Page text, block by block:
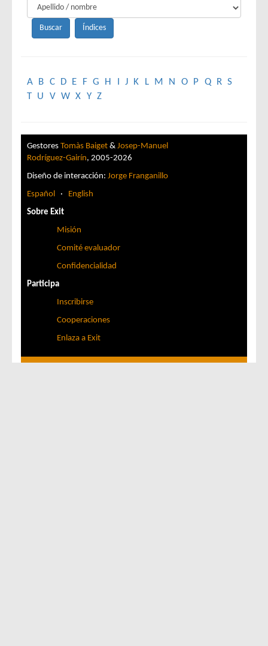
A B C D E F G H J K L M N O P Q R S
T U V W X Y Z
Gestores Tomàs Baiget & Josep-Manuel
Rodríguez-Gairín, 2005-2026
Diseño de interacción: Jorge Franganillo
Español · English
Sobre Exit
Misión
Comité evaluador
Confidencialidad
Participa
Inscribirse
Cooperaciones
Enlaza a Exit